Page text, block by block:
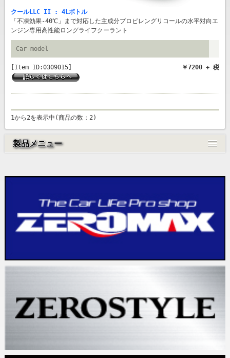
製品メニュー
クールLLC II : 4Lボトル
「不凍効果-40℃」まで対応した主成分プロピレングリコールの水平対向エ
ンジン専用高性能ロングライフクーラント
Car model
[Item ID:0309015] ￥7200 + 税
1から2を表示中(商品の数：2)